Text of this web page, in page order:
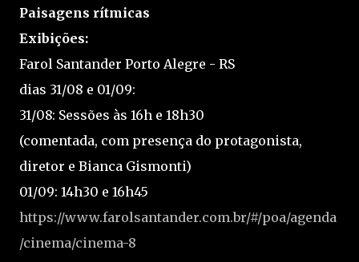
Paisagens rítmicas
Exibições:
Farol Santander Porto Alegre - RS
dias 31/08 e 01/09:
31/08: Sessões às 16h e 18h30
(comentada, com presença do protagonista,
diretor e Bianca Gismonti)
01/09: 14h30 e 16h45
https://www.farolsantander.com.br/#/poa/agenda
/cinema/cinema-8